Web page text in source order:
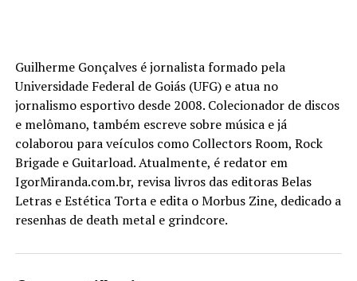
Guilherme Gonçalves é jornalista formado pela
Universidade Federal de Goiás (UFG) e atua no
jornalismo esportivo desde 2008. Colecionador de discos
e melômano, também escreve sobre música e já
colaborou para veículos como Collectors Room, Rock
Brigade e Guitarload. Atualmente, é redator em
IgorMiranda.com.br, revisa livros das editoras Belas
Letras e Estética Torta e edita o Morbus Zine, dedicado a
resenhas de death metal e grindcore.